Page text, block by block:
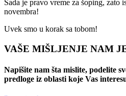
Sada je pravo vreme za šoping,
novembra!
Uvek smo u korak sa tobom!
VAŠE MIŠLJENJE NAM
Napišite nam šta mislite, podelite
predloge iz oblasti koje Vas